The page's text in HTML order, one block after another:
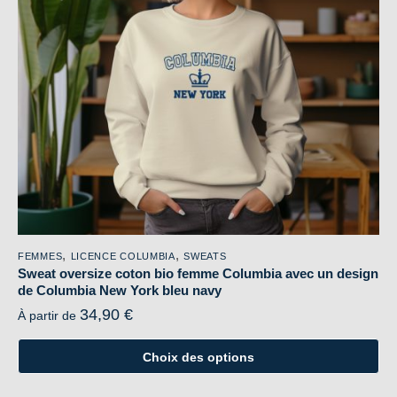
être
choisies
sur
la
page
produit
FEMMES, LICENCE COLUMBIA,SWEATS
Sweat oversize coton bio femme Columbia avec un design
de Columbia New York bleu navy
À partir de 34,90 €
Choix des options